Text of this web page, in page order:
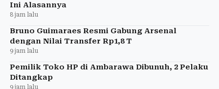
Ini Alasannya
8 jam lalu
Bruno Guimaraes Resmi Gabung Arsenal
dengan Nilai Transfer Rp1,8 T
9 jam lalu
Pemilik Toko HP di Ambarawa Dibunuh, 2 Pelaku
Ditangkap
9 jam lalu